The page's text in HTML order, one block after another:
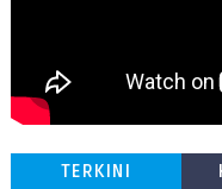
TERKINI